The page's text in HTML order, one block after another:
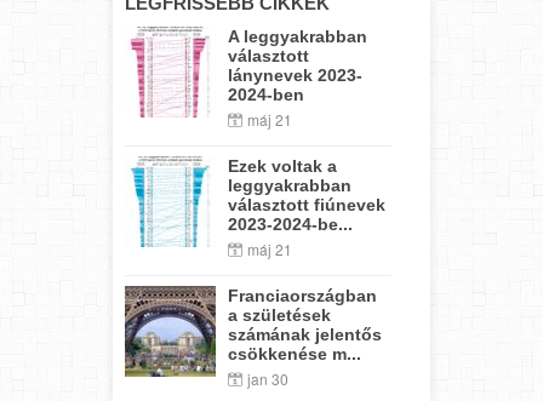
A leggyakrabban
választott
lánynevek 2023-
2024-ben
máj 21
Ezek voltak a
leggyakrabban
választott fiúnevek
2023-2024-be...
máj 21
Franciaországban
a születések
számának jelentős
csökkenése m...
jan 30